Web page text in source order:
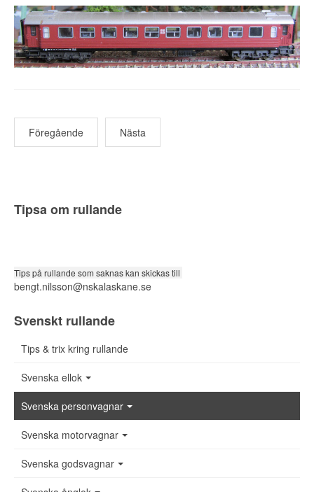
Föregående Nästa
Tipsa om rullande
Tips på rullande som saknas kan skickas till
bengt.nilsson@nskalaskane.se
Svenskt rullande
Tips & trix kring rullande
Svenska ellok
Svenska personvagnar
Svenska motorvagnar
Svenska godsvagnar